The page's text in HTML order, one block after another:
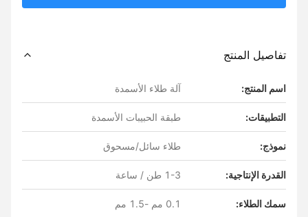
تفاصيل المنتج
اسم المنتج: آلة طلاء الأسمدة
التطبيقات: طبقة الحبيبات الأسمدة
نموذج: طلاء سائل/مسحوق
القدرة الإنتاجية:
سمك الطلاء: